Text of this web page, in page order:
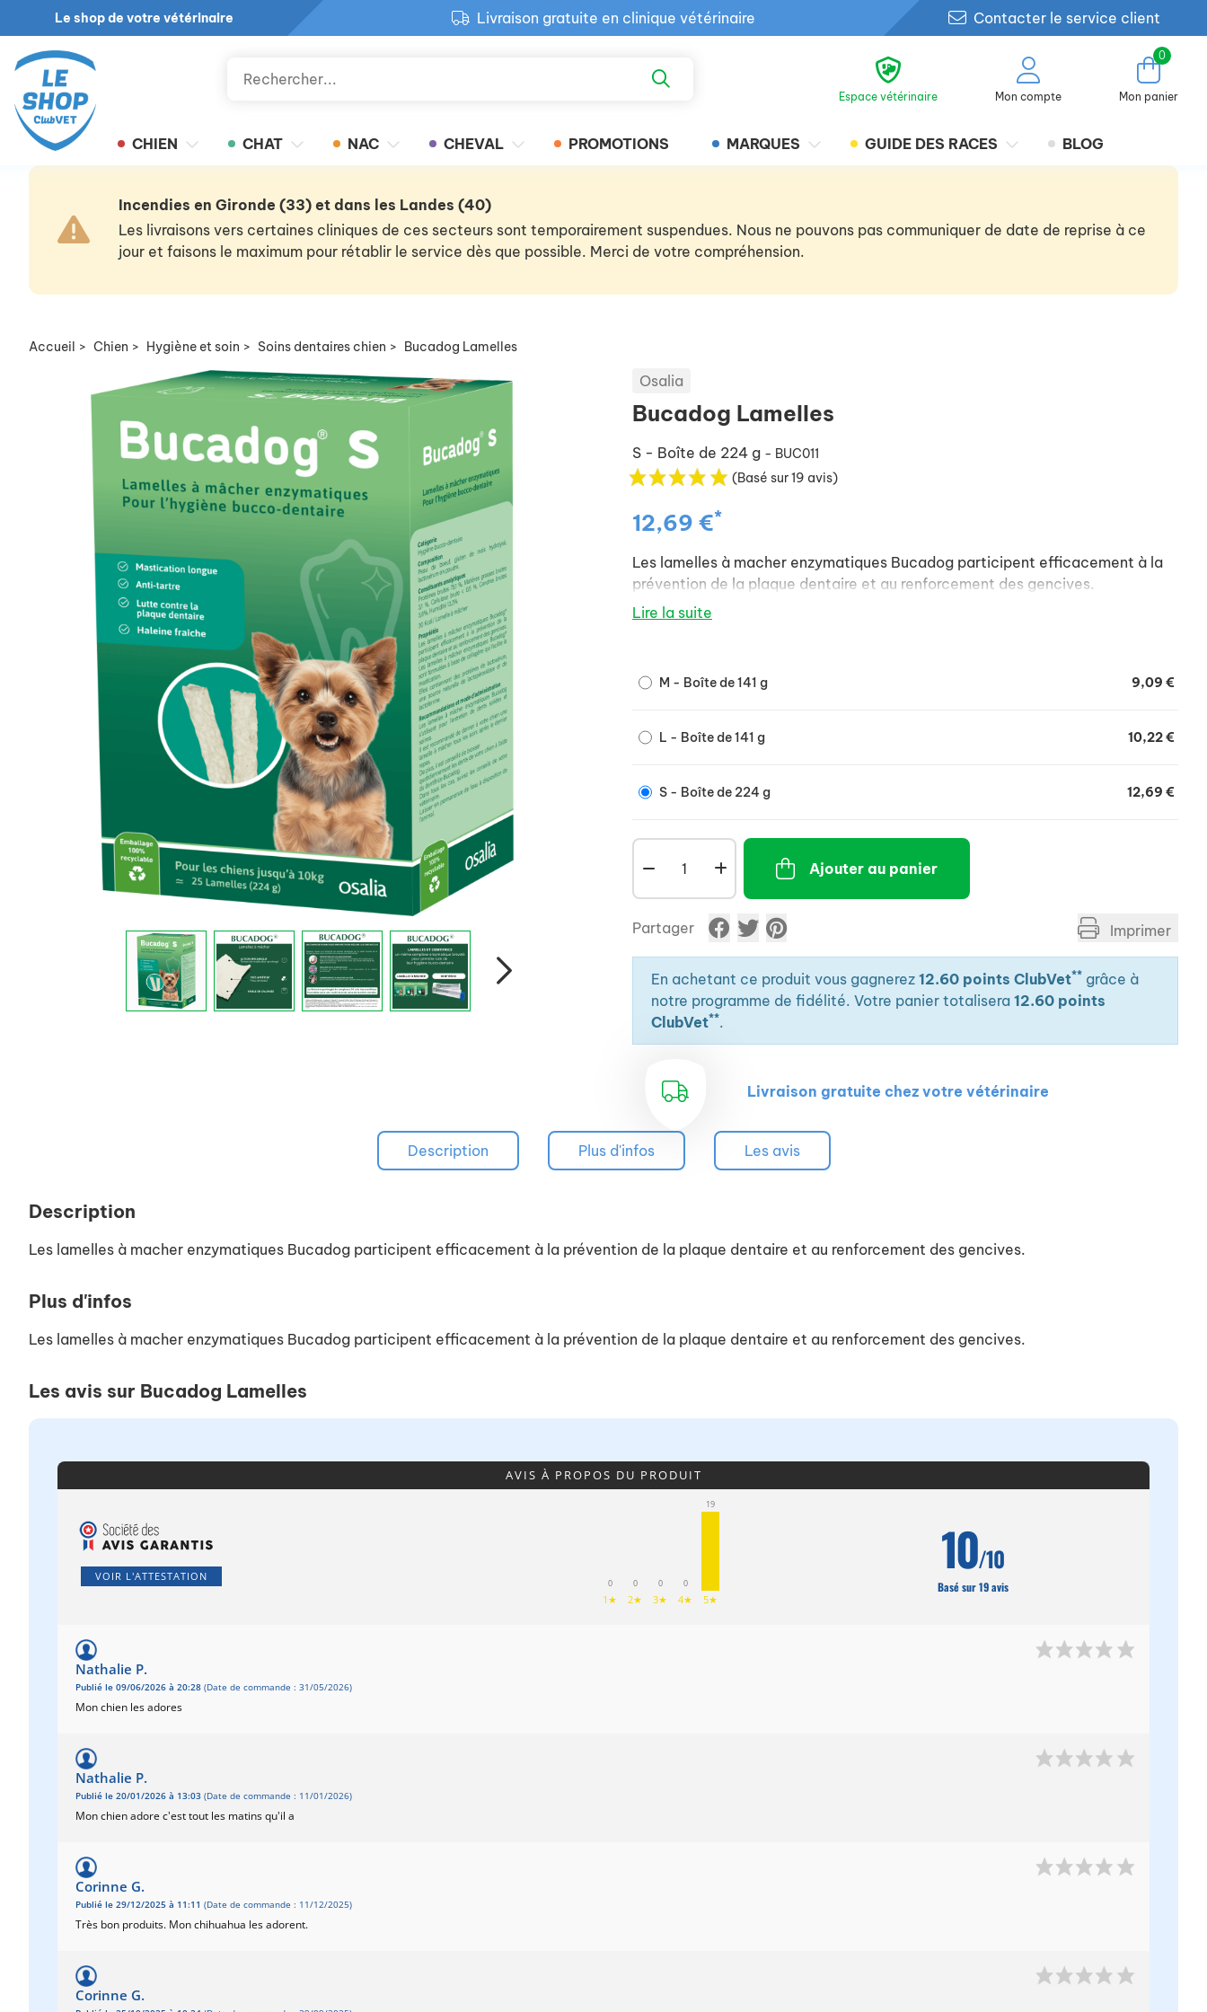
Le shop de votre vétérinaire
Livraison gratuite en clinique vétérinaire
Retour produit gratuit en clinique
Contacter le service client
Espace vétérinaire Mon compte
0
Mon panier
CHIEN CHAT NAC CHEVAL PROMOTIONS MARQUES GUIDE DES RACES BLOG
Incendies en Gironde (33) et dans les Landes (40)
Les livraisons vers certaines cliniques de ces secteurs sont temporairement suspendues. Nous ne pouvons pas communiquer de date de reprise à ce
jour et faisons le maximum pour rétablir le service dès que possible. Merci de votre compréhension.
Accueil > Chien > Hygiène et soin > Soins dentaires chien > Bucadog Lamelles
Osalia
Bucadog Lamelles
S - Boîte de 224 g - BUC011
(Basé sur 19 avis)
12,69 €*
Les lamelles à macher enzymatiques Bucadog participent efficacement à la
prévention de la plaque dentaire et au renforcement des gencives.
Lire la suite
M - Boîte de 141 g 9,09 €
L - Boîte de 141 g 10,22 €
S - Boîte de 224 g 12,69 €
Ajouter au panier
Partager Imprimer
En achetant ce produit vous gagnerez 12.60 points ClubVet** grâce à
notre programme de fidélité. Votre panier totalisera 12.60 points
ClubVet**.
Livraison gratuite chez votre vétérinaire
Description Plus d'infos Les avis
Description
Les lamelles à macher enzymatiques Bucadog participent efficacement à la prévention de la plaque dentaire et au renforcement des gencives.
Plus d'infos
Les lamelles à macher enzymatiques Bucadog participent efficacement à la prévention de la plaque dentaire et au renforcement des gencives.
Les avis sur Bucadog Lamelles
AVIS À PROPOS DU PRODUIT
VOIR L'ATTESTATION
0
1★
0
2★
0
3★
0
4★
19
5★
10/10
Basé sur 19 avis
Nathalie P.
Publié le 09/06/2026 à 20:28 (Date de commande : 31/05/2026)
Mon chien les adores
Nathalie P.
Publié le 20/01/2026 à 13:03 (Date de commande : 11/01/2026)
Mon chien adore c'est tout les matins qu'il a
Corinne G.
Publié le 29/12/2025 à 11:11 (Date de commande : 11/12/2025)
Très bon produits. Mon chihuahua les adorent.
Corinne G.